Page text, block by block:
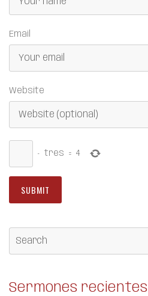
Email
Website
− tres = 4
Sermones recientes